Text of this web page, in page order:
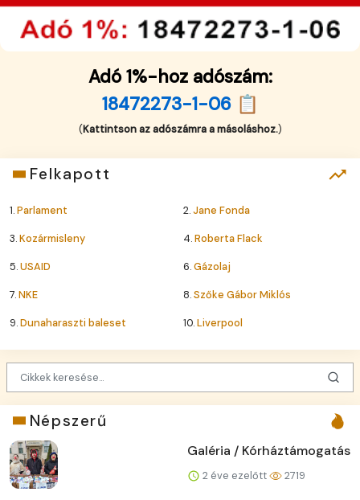
Adó 1%-hoz adószám:
18472273-1-06 📋
(Kattintson az adószámra a másoláshoz.)
Felkapott
1.Parlament 2.Jane Fonda
3.Kozármisleny 4.Roberta Flack
5.USAID 6.Gázolaj
7.NKE 8.Szőke Gábor Miklós
9.Dunaharaszti baleset 10.Liverpool
Népszerű
Galéria / Kórháztámogatás
2 éve ezelőtt 2719